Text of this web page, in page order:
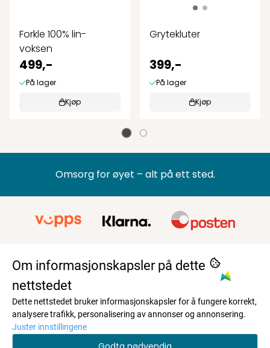
Forkle 100% lin-
voksen
499,-
På lager
Kjøp
Grytekluter
399,-
På lager
Kjøp
Omsorg for øyet – alt på ett sted.
BRILLESLANGEN AS
Travbaneveien 3
En liten helt i hverdagen – øyelapp med stil
En liten helt i hverdagen – øyelapp med stil
Om informasjonskapsler på dette
nettstedet
Dette nettstedet bruker informasjonskapsler for å fungere korrekt,
analysere trafikk, personalisering av annonser og annonsering.
Juster innstillingene